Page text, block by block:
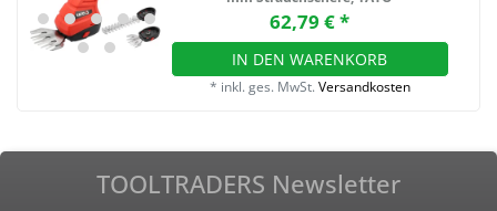
62,79 € *
IN DEN WARENKORB
* inkl. ges. MwSt. Versandkosten
TOOLTRADERS Newsletter